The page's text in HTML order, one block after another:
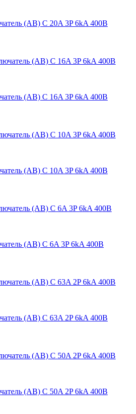
(АВ) C 20A 3P 6kA 400В
(АВ) C 16A 3P 6kA 400В
(АВ) C 10A 3P 6kA 400В
(АВ) C 6A 3P 6kA 400В
(АВ) C 63A 2P 6kA 400В
(АВ) C 50A 2P 6kA 400В